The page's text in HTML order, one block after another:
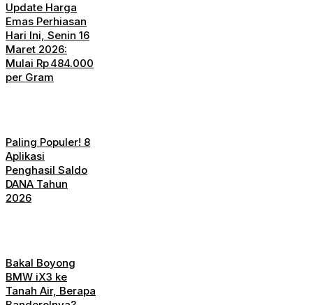
Update Harga
Emas Perhiasan
Hari Ini, Senin 16
Maret 2026:
Mulai Rp 484.000
per Gram
Paling Populer! 8
Aplikasi
Penghasil Saldo
DANA Tahun
2026
Bakal Boyong
BMW iX3 ke
Tanah Air, Berapa